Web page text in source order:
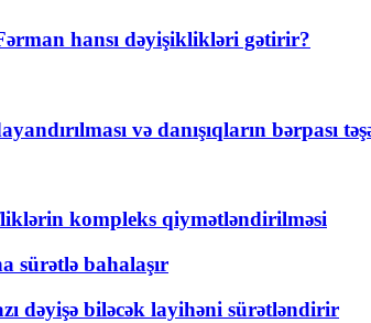
hansı dəyişiklikləri gətirir?
və danışıqların bərpası
kompleks qiymətləndirilməsi
sürətlə bahalaşır
dəyişə biləcək layihəni sürətləndirir